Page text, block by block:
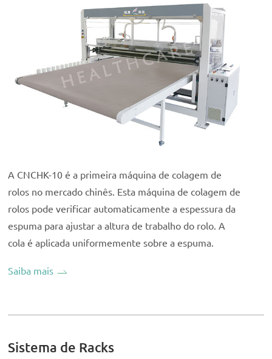
A CNCHK-10 é a primeira máquina de colagem de
rolos no mercado chinês. Esta máquina de colagem de
rolos pode verificar automaticamente a espessura da
espuma para ajustar a altura de trabalho do rolo. A
cola é aplicada uniformemente sobre a espuma.
Saiba mais
Sistema de Racks